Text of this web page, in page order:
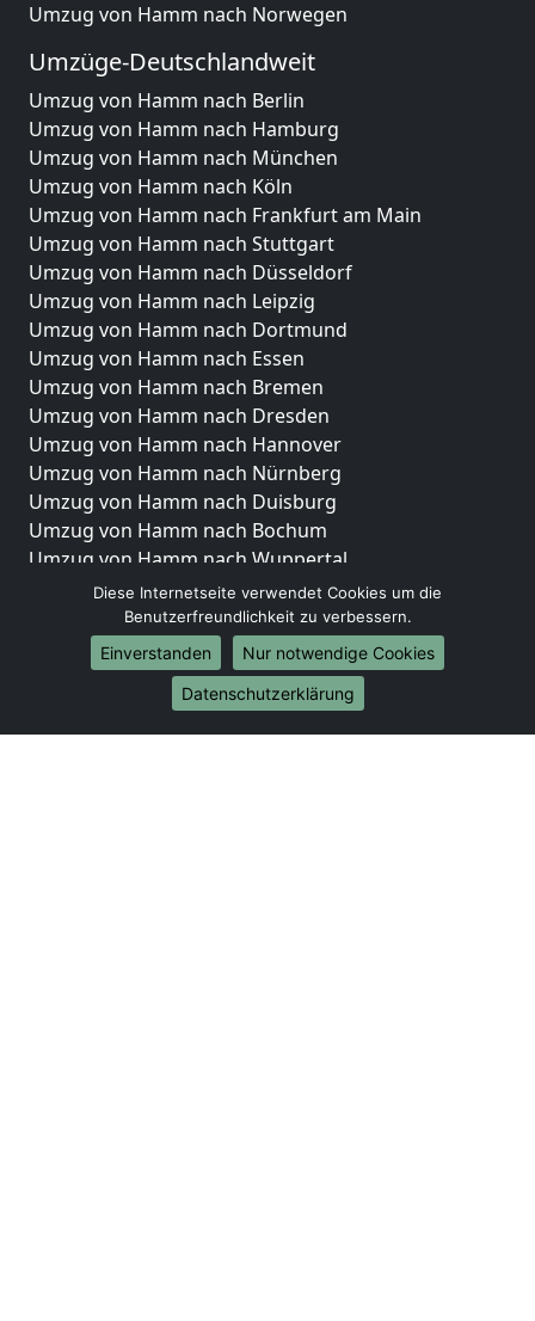
Umzug von Hamm nach Norwegen
Umzüge-Deutschlandweit
Umzug von Hamm nach Berlin
Umzug von Hamm nach Hamburg
Umzug von Hamm nach München
Umzug von Hamm nach Köln
Umzug von Hamm nach Frankfurt am Main
Umzug von Hamm nach Stuttgart
Umzug von Hamm nach Düsseldorf
Umzug von Hamm nach Leipzig
Umzug von Hamm nach Dortmund
Umzug von Hamm nach Essen
Umzug von Hamm nach Bremen
Umzug von Hamm nach Dresden
Umzug von Hamm nach Hannover
Umzug von Hamm nach Nürnberg
Umzug von Hamm nach Duisburg
Umzug von Hamm nach Bochum
Umzug von Hamm nach Wuppertal
Umzug von Hamm nach Bielefeld
Umzug von Hamm nach Bonn
Umzug von Hamm nach Münster
Internationale-Umzüge
Umzug von Hamm nach Brasilien
Diese Internetseite verwendet Cookies um die
Benutzerfreundlichkeit zu verbessern.
Einverstanden
Nur notwendige Cookies
Datenschutzerklärung